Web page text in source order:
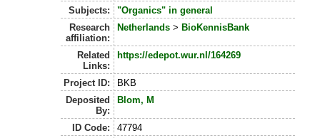
Subjects:
"Organics" in general
Research
affiliation:
Netherlands> BioKennisBank
Related
Links:
https://edepot.wur.nl/164269
Project ID:
BKB
Deposited
By:
Blom, M
ID Code: 47794